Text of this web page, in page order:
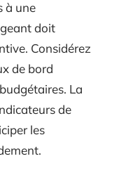
à une
doit
Considérez
de bord
La
de
les